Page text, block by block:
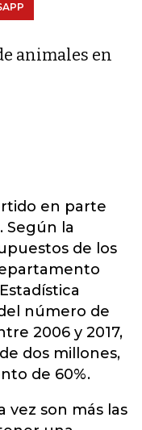
animales en
en parte
Según la
de los
número de
2006 y 2017,
dos millones,
de 60%.
vez son más las